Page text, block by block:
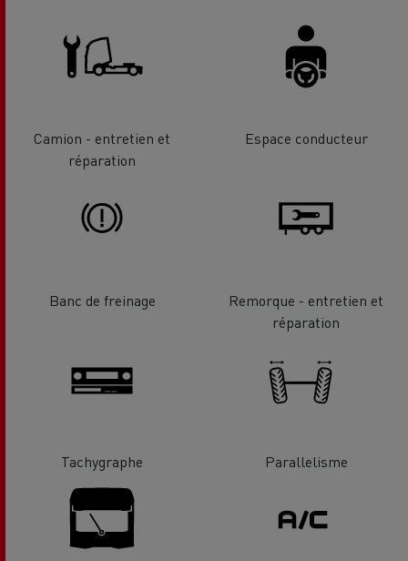
Camion - entretien et
réparation
Espace conducteur
Banc de freinage
Remorque - entretien et
réparation
Tachygraphe Parallelisme